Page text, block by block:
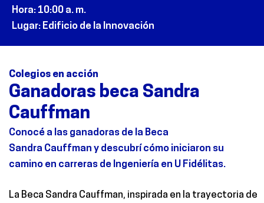
Hora:10:00 a. m.
Lugar: Edificio de la Innovación
Colegios en acción
Ganadoras beca Sandra
Cauffman
Conocé a las ganadoras de la Beca
Sandra Cauffman y descubrí cómo iniciaron su
camino en carreras de Ingeniería en U Fidélitas.
La Beca Sandra Cauffman, inspirada en la trayectoria de